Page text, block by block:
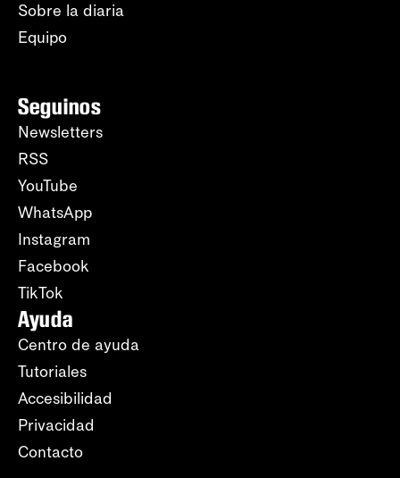
Sobre la diaria
Equipo
Seguinos
Newsletters
RSS
YouTube
WhatsApp
Instagram
Facebook
TikTok
Ayuda
Centro de ayuda
Tutoriales
Accesibilidad
Privacidad
Contacto